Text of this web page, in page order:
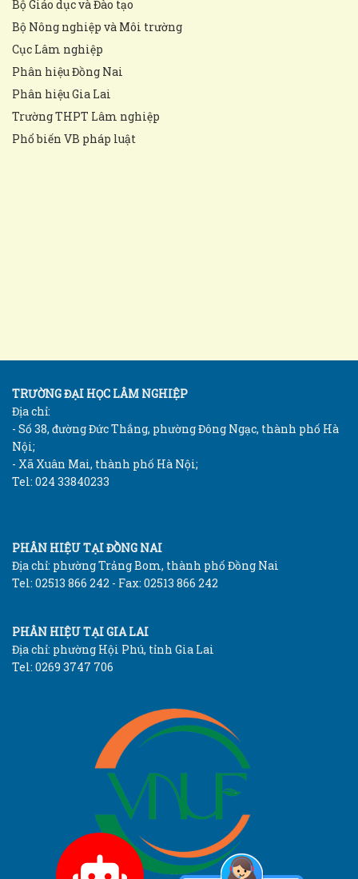
Bộ Giáo dục và Đào tạo
Bộ Nông nghiệp và Môi trường
Cục Lâm nghiệp
Phân hiệu Đồng Nai
Phân hiệu Gia Lai
Trường THPT Lâm nghiệp
Phổ biến VB pháp luật
TRƯỜNG ĐẠI HỌC LÂM NGHIỆP
Địa chỉ:
- Số 38, đường Đức Thắng, phường Đông Ngạc, thành phố Hà
Nội;
- Xã Xuân Mai, thành phố Hà Nội;
Tel: 024 33840233
PHÂN HIỆU TẠI ĐỒNG NAI
Địa chỉ: phường Trảng Bom, thành phố Đồng Nai
Tel: 02513 866 242 - Fax: 02513 866 242
PHÂN HIỆU TẠI GIA LAI
Địa chỉ: phường Hội Phú, tỉnh Gia Lai
Tel: 0269 3747 706